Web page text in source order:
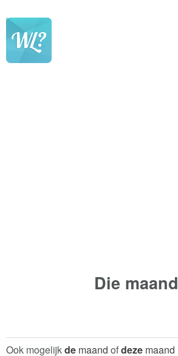
Die maand
Ook mogelijkde maand ofdeze maand